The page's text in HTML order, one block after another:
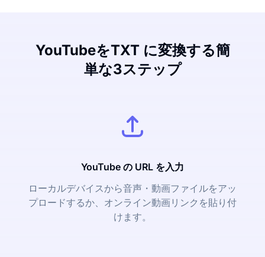
YouTubeをTXT に変換する簡
単な3ステップ
YouTube の URL を入力
ローカルデバイスから音声・動画ファイルをアッ
プロードするか、オンライン動画リンクを貼り付
けます。